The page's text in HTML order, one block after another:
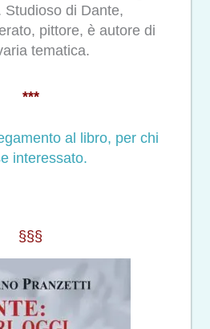
Studioso di Dante,
pittore, è autore di
tematica.
***
al libro, per chi
interessato.
§§§